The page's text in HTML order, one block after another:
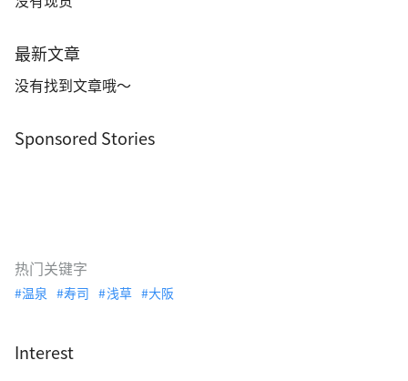
最新文章
没有找到文章哦～
Sponsored Stories
热门关键字
温泉 寿司 浅草 大阪
Interest